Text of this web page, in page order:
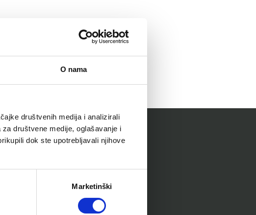
O nama
društvenih medija i analizirali
društvene medije, oglašavanje i
dok ste upotrebljavali njihove
Marketinški